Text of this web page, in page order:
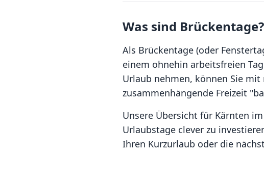
Was sind Brückentage?
Als Brückentage (oder
einem ohnehin arbeitsfreien
Urlaub nehmen, können Sie
zusammenhängende Freizeit
Unsere Übersicht für Kärnten
Urlaubstage clever zu
Ihren Kurzurlaub oder die